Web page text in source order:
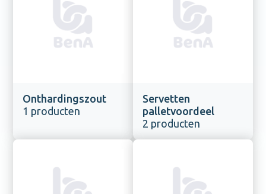
Onthardingszout
1 producten
Servetten
palletvoordeel
2 producten